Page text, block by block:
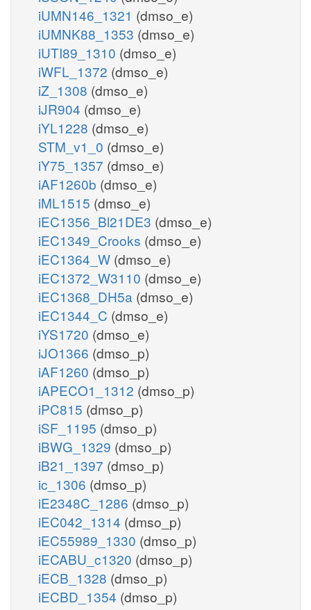
iUMN146_1321 (dmso_e)
iUMNK88_1353 (dmso_e)
iUTI89_1310 (dmso_e)
iWFL_1372 (dmso_e)
iZ_1308 (dmso_e)
iJR904 (dmso_e)
iYL1228 (dmso_e)
STM_v1_0 (dmso_e)
iY75_1357 (dmso_e)
iAF1260b (dmso_e)
iML1515 (dmso_e)
iEC1356_Bl21DE3 (dmso_e)
iEC1349_Crooks (dmso_e)
iEC1364_W (dmso_e)
iEC1372_W3110 (dmso_e)
iEC1368_DH5a (dmso_e)
iEC1344_C (dmso_e)
iYS1720 (dmso_e)
iJO1366 (dmso_p)
iAF1260 (dmso_p)
iAPECO1_1312 (dmso_p)
iPC815 (dmso_p)
iSF_1195 (dmso_p)
iBWG_1329 (dmso_p)
iB21_1397 (dmso_p)
ic_1306 (dmso_p)
iE2348C_1286 (dmso_p)
iEC042_1314 (dmso_p)
iEC55989_1330 (dmso_p)
iECABU_c1320 (dmso_p)
iECB_1328 (dmso_p)
iECBD_1354 (dmso_p)